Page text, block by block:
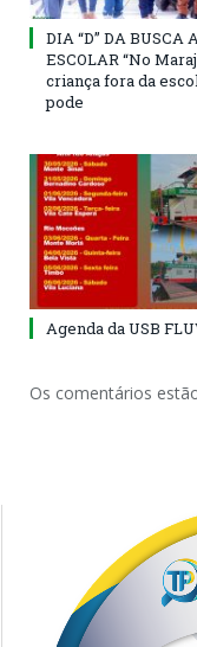
DIA “D” DA BUSCA
ESCOLAR “No
criança fora da
pode
Agenda da USB
Os comentários